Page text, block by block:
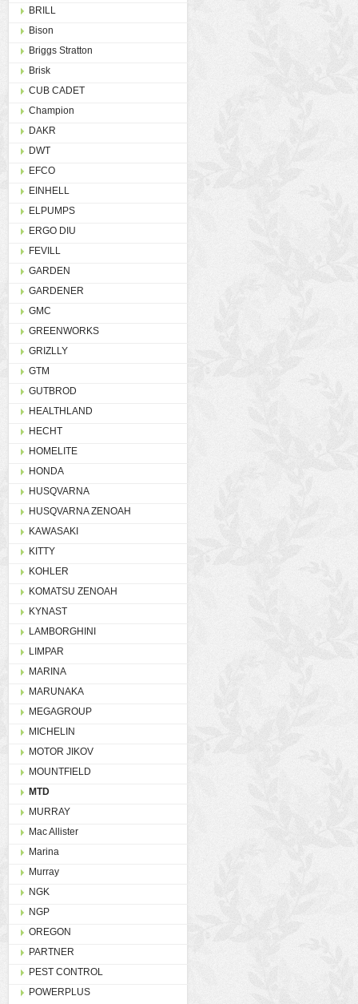
BRILL
Bison
Briggs Stratton
Brisk
CUB CADET
Champion
DAKR
DWT
EFCO
EINHELL
ELPUMPS
ERGO DIU
FEVILL
GARDEN
GARDENER
GMC
GREENWORKS
GRIZLLY
GTM
GUTBROD
HEALTHLAND
HECHT
HOMELITE
HONDA
HUSQVARNA
HUSQVARNA ZENOAH
KAWASAKI
KITTY
KOHLER
KOMATSU ZENOAH
KYNAST
LAMBORGHINI
LIMPAR
MARINA
MARUNAKA
MEGAGROUP
MICHELIN
MOTOR JIKOV
MOUNTFIELD
MTD
MURRAY
Mac Allister
Marina
Murray
NGK
NGP
OREGON
PARTNER
PEST CONTROL
POWERPLUS